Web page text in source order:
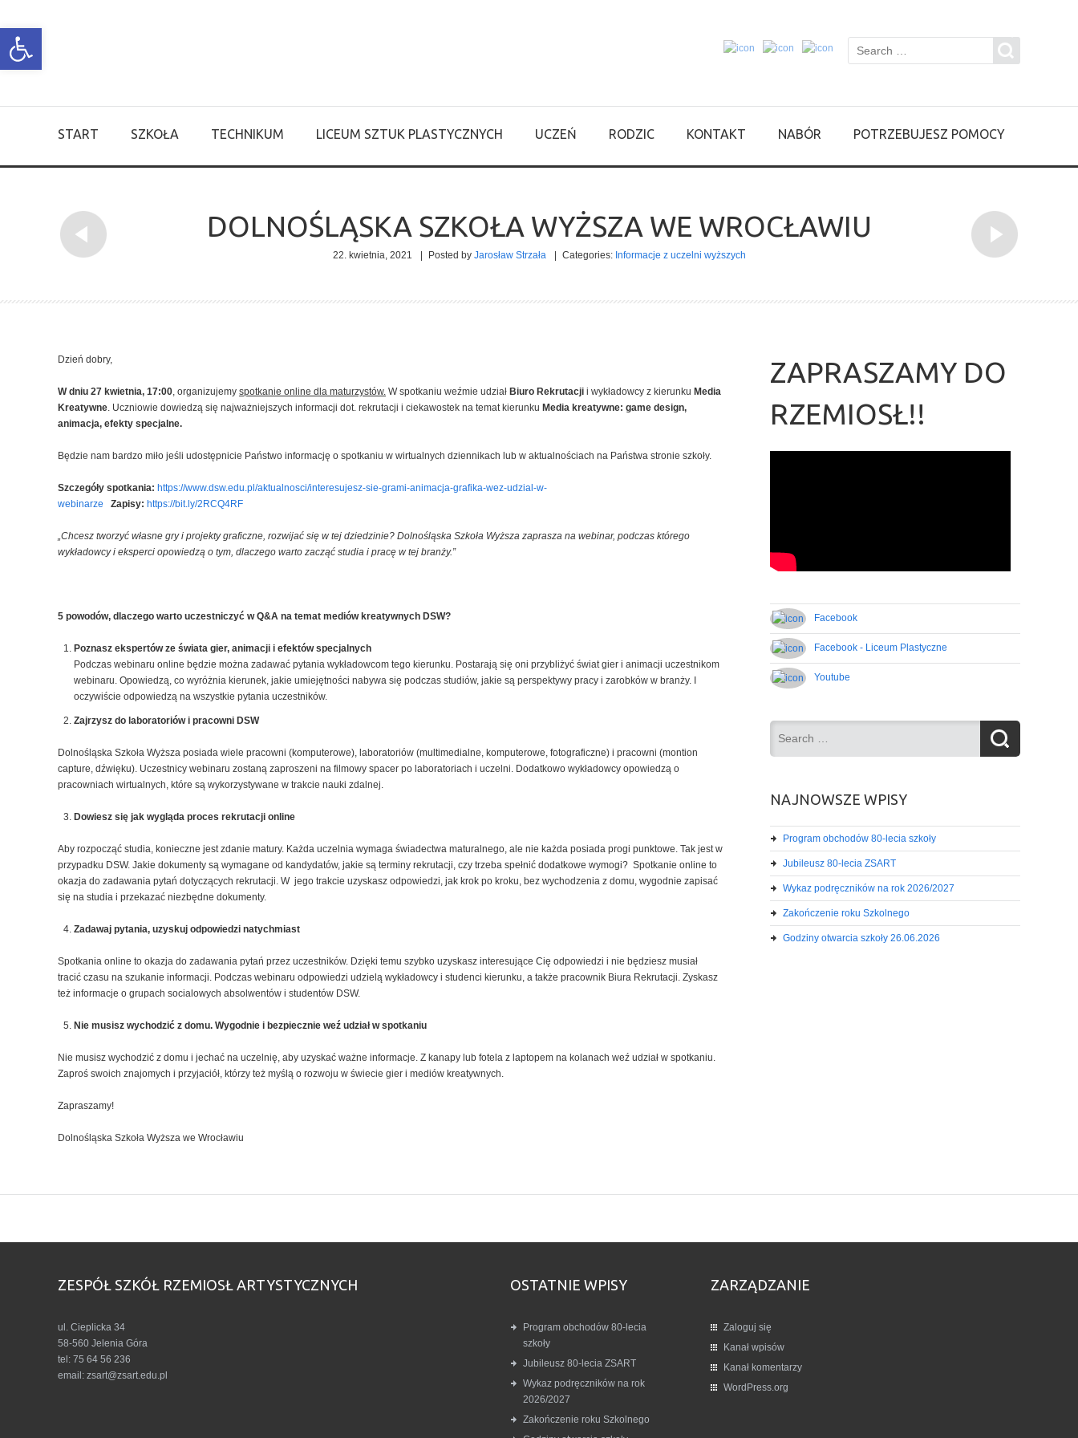
Open toolbar
START SZKOŁA TECHNIKUM LICEUM SZTUK PLASTYCZNYCH UCZEŃ RODZIC KONTAKT NABÓR POTRZEBUJESZ POMOCY
DOLNOŚLĄSKA SZKOŁA WYŻSZA WE WROCŁAWIU
22. kwietnia, 2021 Posted by Jarosław Strzała Categories: Informacje z uczelni wyższych
Dzień dobry,
W dniu 27 kwietnia, 17:00, organizujemy spotkanie online dla maturzystów. W spotkaniu weźmie udział Biuro Rekrutacji i wykładowcy z kierunku Media
Kreatywne. Uczniowie dowiedzą się najważniejszych informacji dot. rekrutacji i ciekawostek na temat kierunku Media kreatywne: game design,
animacja, efekty specjalne.
Będzie nam bardzo miło jeśli udostępnicie Państwo informację o spotkaniu w wirtualnych dziennikach lub w aktualnościach na Państwa stronie szkoły.
Szczegóły spotkania: https://www.dsw.edu.pl/aktualnosci/interesujesz-sie-grami-animacja-grafika-wez-udzial-w-
webinarze
Zapisy: https://bit.ly/2RCQ4RF
„Chcesz tworzyć własne gry i projekty graficzne, rozwijać się w tej dziedzinie? Dolnośląska Szkoła Wyższa zaprasza na webinar, podczas którego
wykładowcy i eksperci opowiedzą o tym, dlaczego warto zacząć studia i pracę w tej branży.”
5 powodów, dlaczego warto uczestniczyć w Q&A na temat mediów kreatywnych DSW?
Poznasz ekspertów ze świata gier, animacji i efektów specjalnych
Podczas webinaru online będzie można zadawać pytania wykładowcom tego kierunku. Postarają się oni przybliżyć świat gier i animacji uczestnikom
webinaru. Opowiedzą, co wyróżnia kierunek, jakie umiejętności nabywa się podczas studiów, jakie są perspektywy pracy i zarobków w branży. I
oczywiście odpowiedzą na wszystkie pytania uczestników.
Zajrzysz do laboratoriów i pracowni DSW
Dolnośląska Szkoła Wyższa posiada wiele pracowni (komputerowe), laboratoriów (multimedialne, komputerowe, fotograficzne) i pracowni (montion
capture, dźwięku). Uczestnicy webinaru zostaną zaproszeni na filmowy spacer po laboratoriach i uczelni. Dodatkowo wykładowcy opowiedzą o
pracowniach wirtualnych, które są wykorzystywane w trakcie nauki zdalnej.
Dowiesz się jak wygląda proces rekrutacji online
Aby rozpocząć studia, konieczne jest zdanie matury. Każda uczelnia wymaga świadectwa maturalnego, ale nie każda posiada progi punktowe. Tak jest w
przypadku DSW. Jakie dokumenty są wymagane od kandydatów, jakie są terminy rekrutacji, czy trzeba spełnić dodatkowe wymogi? Spotkanie online to
okazja do zadawania pytań dotyczących rekrutacji. W jego trakcie uzyskasz odpowiedzi, jak krok po kroku, bez wychodzenia z domu, wygodnie zapisać
się na studia i przekazać niezbędne dokumenty.
Zadawaj pytania, uzyskuj odpowiedzi natychmiast
Spotkania online to okazja do zadawania pytań przez uczestników. Dzięki temu szybko uzyskasz interesujące Cię odpowiedzi i nie będziesz musiał
tracić czasu na szukanie informacji. Podczas webinaru odpowiedzi udzielą wykładowcy i studenci kierunku, a także pracownik Biura Rekrutacji. Zyskasz
też informacje o grupach socialowych absolwentów i studentów DSW.
Nie musisz wychodzić z domu. Wygodnie i bezpiecznie weź udział w spotkaniu
Nie musisz wychodzić z domu i jechać na uczelnię, aby uzyskać ważne informacje. Z kanapy lub fotela z laptopem na kolanach weź udział w spotkaniu.
Zaproś swoich znajomych i przyjaciół, którzy też myślą o rozwoju w świecie gier i mediów kreatywnych.
Zapraszamy!
Dolnośląska Szkoła Wyższa we Wrocławiu
ZAPRASZAMY DO
RZEMIOSŁ!!
Facebook
Facebook - Liceum Plastyczne
Youtube
NAJNOWSZE WPISY
Program obchodów 80-lecia szkoły
Jubileusz 80-lecia ZSART
Wykaz podręczników na rok 2026/2027
Zakończenie roku Szkolnego
Godziny otwarcia szkoły 26.06.2026
ZESPÓŁ SZKÓŁ RZEMIOSŁ ARTYSTYCZNYCH
ul. Cieplicka 34
58-560 Jelenia Góra
tel: 75 64 56 236
email: zsart@zsart.edu.pl
OSTATNIE WPISY
Program obchodów 80-lecia
szkoły
Jubileusz 80-lecia ZSART
Wykaz podręczników na rok
2026/2027
Zakończenie roku Szkolnego
ZARZĄDZANIE
Zaloguj się
Kanał wpisów
Kanał komentarzy
WordPress.org